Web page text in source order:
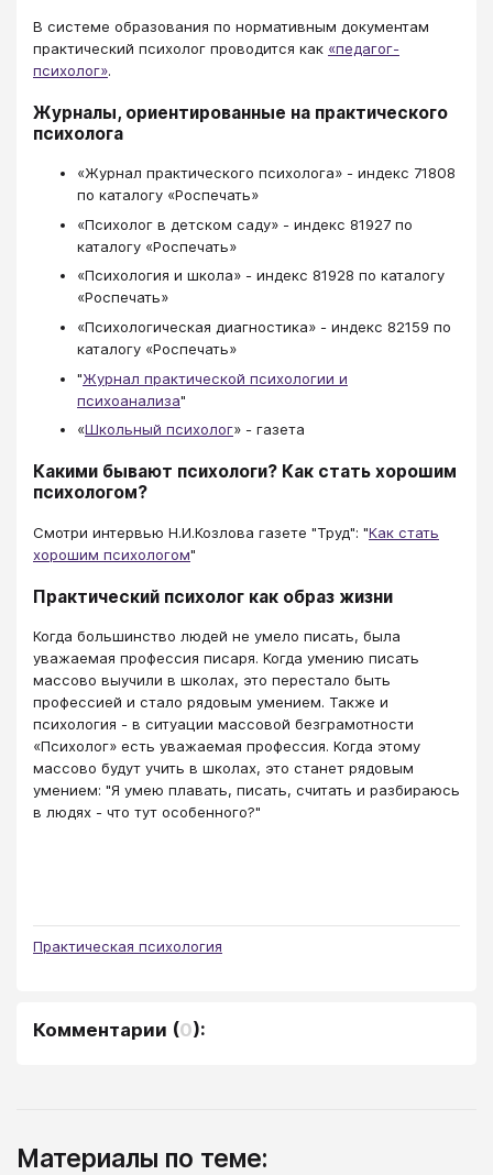
В системе образования по нормативным документам
практический психолог проводится как «педагог-
психолог».
Журналы, ориентированные на практического
психолога
«Журнал практического психолога» - индекс 71808
по каталогу «Роспечать»
«Психолог в детском саду» - индекс 81927 по
каталогу «Роспечать»
«Психология и школа» - индекс 81928 по каталогу
«Роспечать»
«Психологическая диагностика» - индекс 82159 по
каталогу «Роспечать»
"Журнал практической психологии и
психоанализа"
«Школьный психолог» - газета
Какими бывают психологи? Как стать хорошим
психологом?
Смотри интервью Н.И.Козлова газете "Труд": "Как стать
хорошим психологом"
Практический психолог как образ жизни
Когда большинство людей не умело писать, была
уважаемая профессия писаря. Когда умению писать
массово выучили в школах, это перестало быть
профессией и стало рядовым умением. Также и
психология - в ситуации массовой безграмотности
«Психолог» есть уважаемая профессия. Когда этому
массово будут учить в школах, это станет рядовым
умением: "Я умею плавать, писать, считать и разбираюсь
в людях - что тут особенного?"
Практическая психология
Комментарии (0):
Материалы по теме: